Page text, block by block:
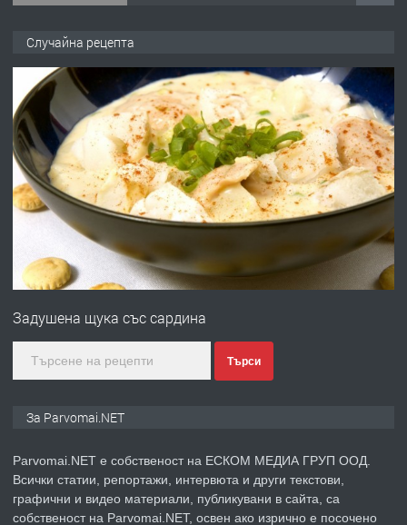
преди 1 година
ПРЕДЛАГА Работа за общи работници
преди 1 година
ПРЕДЛАГА
Първи поход "По стъпките на Ангел
преди 1 година
ПРЕДЛАГА
Случайна рецепта
Задушена щука със сардина
Търси
За Parvomai.NET
Parvomai.NET е собственост на ЕСКОМ МЕДИА ГРУП ООД.
Всички статии, репортажи, интервюта и други текстови,
графични и видео материали, публикувани в сайта, са
собственост на Parvomai.NET, освен ако изрично е посочено